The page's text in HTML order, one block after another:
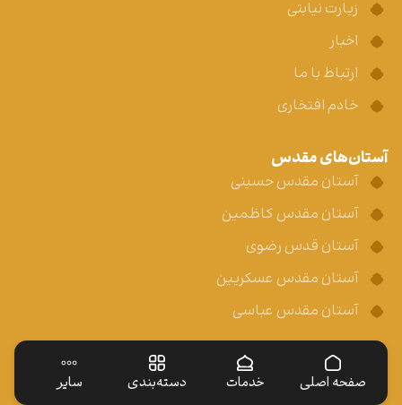
صفحه اصلی خدمات دسته‌بندی سایر
زیارت نیابتی
اخبار
ارتباط با ما
خادم افتخاری
آستان‌های مقدس
آستان مقدس حسینی
آستان مقدس کاظمین
آستان قدس رضوی
آستان مقدس عسکریین
آستان مقدس عباسی